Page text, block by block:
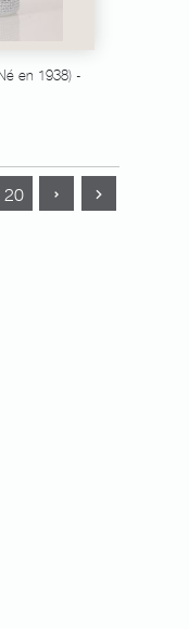
en 1938) -
20